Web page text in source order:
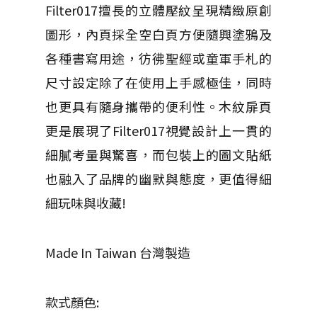
Filter017擅長的立體壓紋呈現精緻原創
圖形，內頁採全空白頁方便隨興塗鴉及
各種書寫用途，彷彿聖經或童軍手札的
尺寸設定除了在使用上手感極佳，同時
也更具有隨身攜帶的便利性。木紋扉頁
更是展現了Filter017視覺設計上一貫的
細膩考量與驚喜，而包裝上的圖文貼紙
也融入了品牌的幽默與態度，更值得細
細玩味與收藏!
Made In Taiwan 台灣製造
款式顏色: